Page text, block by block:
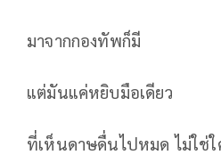
มาจากกองทัพก็มี
แต่มันแค่หยิบมือเดียว
ที่เห็นดาษดื่นไปหมด ไม่ใช่